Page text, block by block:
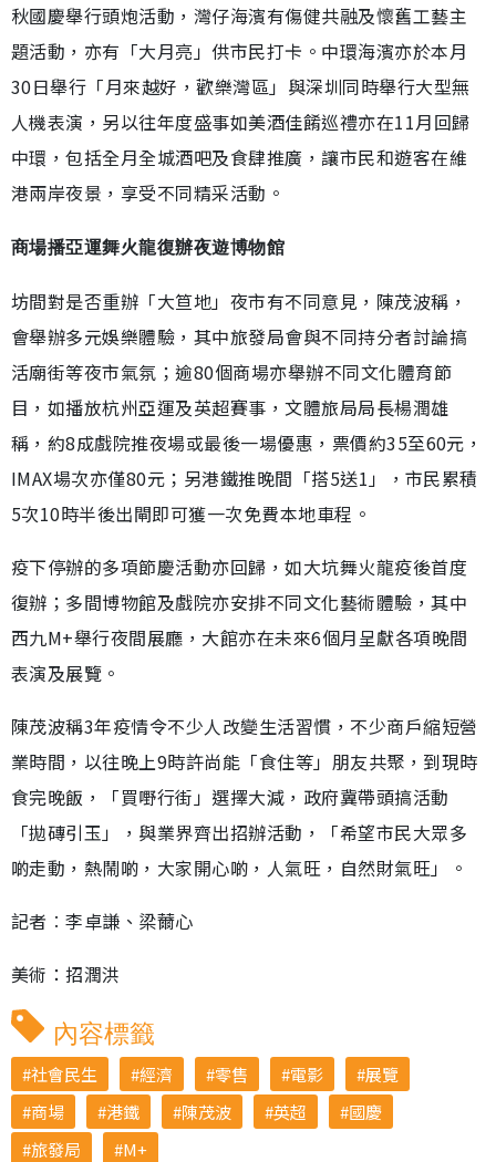
秋國慶舉行頭炮活動，灣仔海濱有傷健共融及懷舊工藝主
題活動，亦有「大月亮」供市民打卡。中環海濱亦於本月
30日舉行「月來越好，歡樂灣區」與深圳同時舉行大型無
人機表演，另以往年度盛事如美酒佳餚巡禮亦在11月回歸
中環，包括全月全城酒吧及食肆推廣，讓市民和遊客在維
港兩岸夜景，享受不同精采活動。
商場播亞運舞火龍復辦夜遊博物館
坊間對是否重辦「大笪地」夜市有不同意見，陳茂波稱，
會舉辦多元娛樂體驗，其中旅發局會與不同持分者討論搞
活廟街等夜市氣氛；逾80個商場亦舉辦不同文化體育節
目，如播放杭州亞運及英超賽事，文體旅局局長楊潤雄
稱，約8成戲院推夜場或最後一場優惠，票價約35至60元，
IMAX場次亦僅80元；另港鐵推晚間「搭5送1」，市民累積
5次10時半後出閘即可獲一次免費本地車程。
疫下停辦的多項節慶活動亦回歸，如大坑舞火龍疫後首度
復辦；多間博物館及戲院亦安排不同文化藝術體驗，其中
西九M+舉行夜間展廳，大館亦在未來6個月呈獻各項晚間
表演及展覽。
陳茂波稱3年疫情令不少人改變生活習慣，不少商戶縮短營
業時間，以往晚上9時許尚能「食住等」朋友共聚，到現時
食完晚飯，「買嘢行街」選擇大減，政府冀帶頭搞活動
「拋磚引玉」，與業界齊出招辦活動，「希望市民大眾多
啲走動，熱鬧啲，大家開心啲，人氣旺，自然財氣旺」。
記者︰李卓謙、梁薾心
美術：招潤洪
內容標籤
社會民生 經濟 零售 電影
展覽
商場
港鐵 陳茂波 英超
國慶
旅發局
M+